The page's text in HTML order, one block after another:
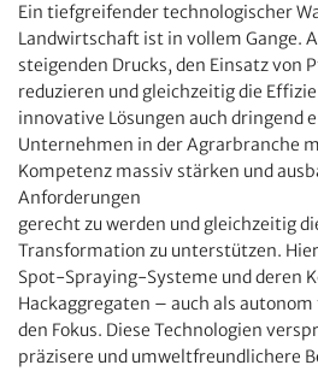
Ein tiefgreifender technologischer
Landwirtschaft ist in vollem Gange.
steigenden Drucks, den Einsatz von
reduzieren und gleichzeitig die
innovative Lösungen auch dringend
Unternehmen in der Agrarbranche
Kompetenz massiv stärken und
Anforderungen
gerecht zu werden und gleichzeitig
Transformation zu unterstützen.
Spot-Spraying-Systeme und deren
Hackaggregaten – auch als
den Fokus. Diese Technologien
präzisere und umweltfreundlichere